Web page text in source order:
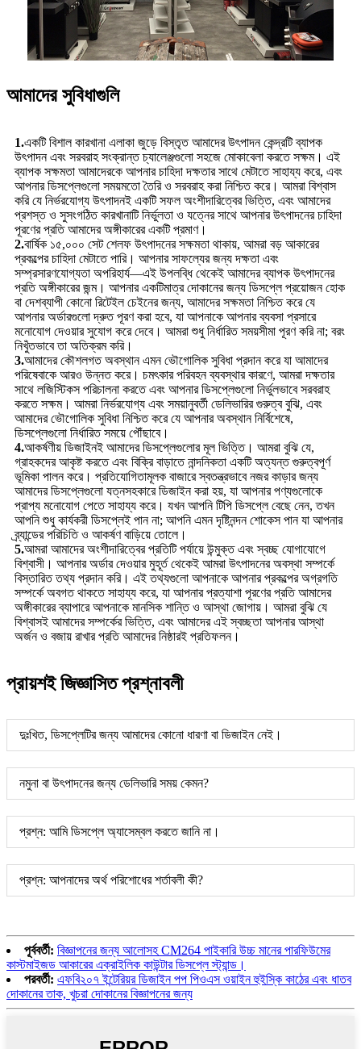
আমাদের সুবিধাগুলি
1.একটি বিশাল কারখানা এলাকা জুড়ে বিস্তৃত আমাদের উৎপাদন কেন্দ্রটি ব্যাপক
উৎপাদন এবং সরবরাহ সংক্রান্ত চ্যালেঞ্জগুলো সহজে মোকাবেলা করতে সক্ষম। এই
ব্যাপক সক্ষমতা আমাদেরকে আপনার চাহিদা দক্ষতার সাথে মেটাতে সাহায্য করে, এবং
আপনার ডিসপ্লেগুলো সময়মতো তৈরি ও সরবরাহ করা নিশ্চিত করে। আমরা বিশ্বাস
করি যে নির্ভরযোগ্য উৎপাদনই একটি সফল অংশীদারিত্বের ভিত্তি, এবং আমাদের
প্রশস্ত ও সুসংগঠিত কারখানাটি নির্ভুলতা ও যত্নের সাথে আপনার উৎপাদনের চাহিদা
পূরণের প্রতি আমাদের অঙ্গীকারের একটি প্রমাণ।
2.বার্ষিক ১৫,০০০ সেট শেলফ উৎপাদনের সক্ষমতা থাকায়, আমরা বড় আকারের
প্রকল্পের চাহিদা মেটাতে পারি। আপনার সাফল্যের জন্য দক্ষতা এবং
সম্প্রসারণযোগ্যতা অপরিহার্য—এই উপলব্ধি থেকেই আমাদের ব্যাপক উৎপাদনের
প্রতি অঙ্গীকারের জন্ম। আপনার একটিমাত্র দোকানের জন্য ডিসপ্লে প্রয়োজন হোক
বা দেশব্যাপী কোনো রিটেইল চেইনের জন্য, আমাদের সক্ষমতা নিশ্চিত করে যে
আপনার অর্ডারগুলো দ্রুত পূরণ করা হবে, যা আপনাকে আপনার ব্যবসা প্রসারে
মনোযোগ দেওয়ার সুযোগ করে দেবে। আমরা শুধু নির্ধারিত সময়সীমা পূরণ করি না; বরং
নিখুঁতভাবে তা অতিক্রম করি।
3.আমাদের কৌশলগত অবস্থান এমন ভৌগোলিক সুবিধা প্রদান করে যা আমাদের
পরিষেবাকে আরও উন্নত করে। চমৎকার পরিবহন ব্যবস্থার কারণে, আমরা দক্ষতার
সাথে লজিস্টিকস পরিচালনা করতে এবং আপনার ডিসপ্লেগুলো নির্ভুলভাবে সরবরাহ
করতে সক্ষম। আমরা নির্ভরযোগ্য এবং সময়ানুবর্তী ডেলিভারির গুরুত্ব বুঝি, এবং
আমাদের ভৌগোলিক সুবিধা নিশ্চিত করে যে আপনার অবস্থান নির্বিশেষে,
ডিসপ্লেগুলো নির্ধারিত সময়ে পৌঁছাবে।
4.আকর্ষণীয় ডিজাইনই আমাদের ডিসপ্লেগুলোর মূল ভিত্তি। আমরা বুঝি যে,
গ্রাহকদের আকৃষ্ট করতে এবং বিক্রি বাড়াতে নান্দনিকতা একটি অত্যন্ত গুরুত্বপূর্ণ
ভূমিকা পালন করে। প্রতিযোগিতামূলক বাজারে স্বতন্ত্রভাবে নজর কাড়ার জন্য
আমাদের ডিসপ্লেগুলো যত্নসহকারে ডিজাইন করা হয়, যা আপনার পণ্যগুলোকে
প্রাপ্য মনোযোগ পেতে সাহায্য করে। যখন আপনি টিপি ডিসপ্লে বেছে নেন, তখন
আপনি শুধু কার্যকরী ডিসপ্লেই পান না; আপনি এমন দৃষ্টিনন্দন শোকেস পান যা আপনার
ব্র্যান্ডের পরিচিতি ও আকর্ষণ বাড়িয়ে তোলে।
5.আমরা আমাদের অংশীদারিত্বের প্রতিটি পর্যায়ে উন্মুক্ত এবং স্বচ্ছ যোগাযোগে
বিশ্বাসী। আপনার অর্ডার দেওয়ার মুহূর্ত থেকেই আমরা উৎপাদনের অবস্থা সম্পর্কে
বিস্তারিত তথ্য প্রদান করি। এই তথ্যগুলো আপনাকে আপনার প্রকল্পের অগ্রগতি
সম্পর্কে অবগত থাকতে সাহায্য করে, যা আপনার প্রত্যাশা পূরণের প্রতি আমাদের
অঙ্গীকারের ব্যাপারে আপনাকে মানসিক শান্তি ও আস্থা জোগায়। আমরা বুঝি যে
বিশ্বাসই আমাদের সম্পর্কের ভিত্তি, এবং আমাদের এই স্বচ্ছতা আপনার আস্থা
অর্জন ও বজায় রাখার প্রতি আমাদের নিষ্ঠারই প্রতিফলন।
প্রায়শই জিজ্ঞাসিত প্রশ্নাবলী
দুঃখিত, ডিসপ্লেটির জন্য আমাদের কোনো ধারণা বা ডিজাইন নেই।
নমুনা বা উৎপাদনের জন্য ডেলিভারি সময় কেমন?
প্রশ্ন: আমি ডিসপ্লে অ্যাসেম্বল করতে জানি না।
প্রশ্ন: আপনাদের অর্থ পরিশোধের শর্তাবলী কী?
পূর্ববর্তী: বিজ্ঞাপনের জন্য আলোসহ CM264 পাইকারি উচ্চ মানের পারফিউমের
কাস্টমাইজড আকারের এক্রাইলিক কাউন্টার ডিসপ্লে স্ট্যান্ড।
পরবর্তী: এফবি২০৭ ইন্টেরিয়র ডিজাইন পপ পিওএস ওয়াইন হুইস্কি কাঠের এবং ধাতব
দোকানের তাক, খুচরা দোকানের বিজ্ঞাপনের জন্য